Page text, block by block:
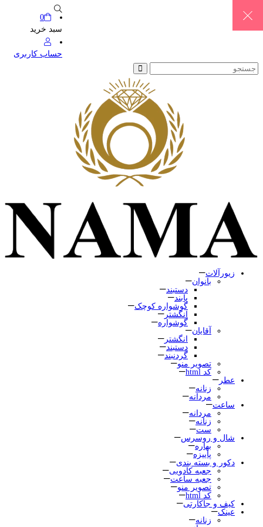
0
سبد خرید
حساب کاربری
زیورآلات
بانوان
دستبند
پابند
گوشواره کوچک
انگشتر
گوشواره
آقایان
انگشتر
دستبند
گردنبند
تصویر منو
کد html
عطر
زنانه
مردانه
ساعت
مردانه
زنانه
ست
شال و روسرس
بهاره
پاییزه
دکور و بسته بندی
جعبه کادویی
جعبه ساعت
تصویر منو
کد html
کیف و جاکارتی
عینک
زنانه